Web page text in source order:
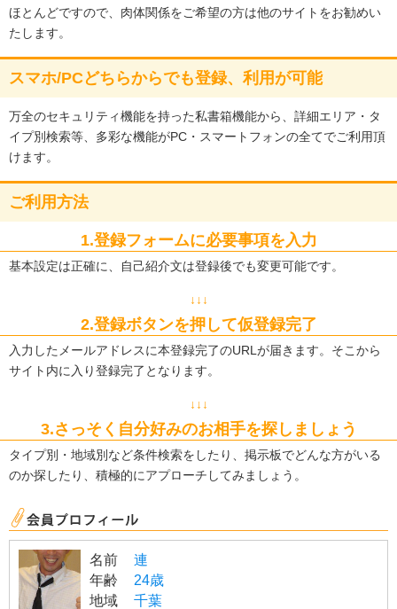
ほとんどですので、肉体関係をご希望の方は他のサイトをお勧めい
たします。
スマホ/PCどちらからでも登録、利用が可能
万全のセキュリティ機能を持った私書箱機能から、詳細エリア・タ
イプ別検索等、多彩な機能がPC・スマートフォンの全てでご利用頂
けます。
ご利用方法
1.登録フォームに必要事項を入力
基本設定は正確に、自己紹介文は登録後でも変更可能です。
↓↓↓
2.登録ボタンを押して仮登録完了
入力したメールアドレスに本登録完了のURLが届きます。そこから
サイト内に入り登録完了となります。
↓↓↓
3.さっそく自分好みのお相手を探しましょう
タイプ別・地域別など条件検索をしたり、掲示板でどんな方がいる
のか探したり、積極的にアプローチしてみましょう。
名前
連
年齢
24歳
地域
千葉